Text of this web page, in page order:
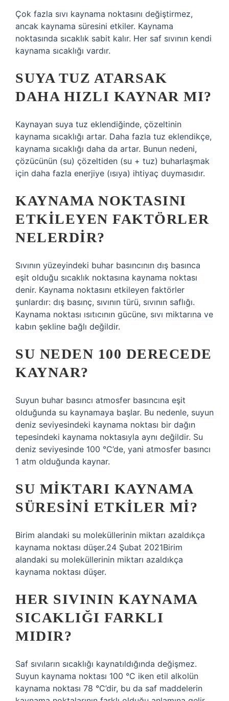
Çok fazla sıvı kaynama noktasını değiştirmez,
ancak kaynama süresini etkiler. Kaynama
noktasında sıcaklık sabit kalır. Her saf sıvının kendi
kaynama sıcaklığı vardır.
SUYA TUZ ATARSAK
DAHA HIZLI KAYNAR MI?
Kaynayan suya tuz eklendiğinde, çözeltinin
kaynama sıcaklığı artar. Daha fazla tuz eklendikçe,
kaynama sıcaklığı daha da artar. Bunun nedeni,
çözücünün (su) çözeltiden (su + tuz) buharlaşmak
için daha fazla enerjiye (ısıya) ihtiyaç duymasıdır.
KAYNAMA NOKTASINI
ETKILEYEN FAKTÖRLER
NELERDIR?
Sıvının yüzeyindeki buhar basıncının dış basınca
eşit olduğu sıcaklık noktasına kaynama noktası
denir. Kaynama noktasını etkileyen faktörler
şunlardır: dış basınç, sıvının türü, sıvının saflığı.
Kaynama noktası ısıtıcının gücüne, sıvı miktarına ve
kabın şekline bağlı değildir.
SU NEDEN 100 DERECEDE
KAYNAR?
Suyun buhar basıncı atmosfer basıncına eşit
olduğunda su kaynamaya başlar. Bu nedenle, suyun
deniz seviyesindeki kaynama noktası bir dağın
tepesindeki kaynama noktasıyla aynı değildir. Su
deniz seviyesinde 100 °C’de, yani atmosfer basıncı
1 atm olduğunda kaynar.
SU MIKTARI KAYNAMA
SÜRESINI ETKILER MI?
Birim alandaki su moleküllerinin miktarı azaldıkça
kaynama noktası düşer.24 Şubat 2021Birim
alandaki su moleküllerinin miktarı azaldıkça
kaynama noktası düşer.
HER SIVININ KAYNAMA
SICAKLIĞI FARKLI
MIDIR?
Saf sıvıların sıcaklığı kaynatıldığında değişmez.
Suyun kaynama noktası 100 °C iken etil alkolün
kaynama noktası 78 °C’dir, bu da saf maddelerin